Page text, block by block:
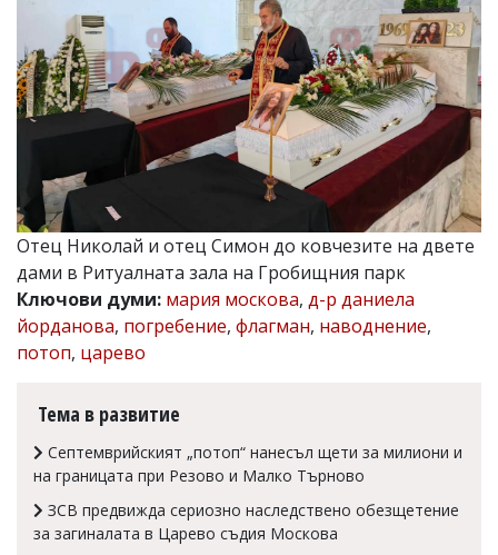
Управители:
Веселин
Василев,
email:
v.vasilev@flagman.bg
Катя
k.kassabova@flagman.bg
Главен
редактор:
Иван
Колев,
email:
office@flagman.bg
Коментарите
под
въвеждат
читателите
редакцията
носи
Отец Николай и отец Симон до ковчезите на двете
дами в Ритуалната зала на Гробищния парк
Ключови думи: мария москова, д-р даниела
йорданова, погребение, флагман, наводнение,
потоп, царево
Тема в развитие
Септемврийският „потоп“ нанесъл щети за милиони и
на границата при Резово и Малко Търново
ЗСВ предвижда сериозно наследствено обезщетение
за загиналата в Царево съдия Москова